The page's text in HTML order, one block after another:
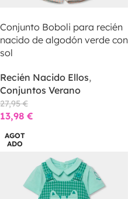
Conjunto Boboli para recién
nacido de algodón verde con
sol
Recién Nacido Ellos,
Conjuntos Verano
27,95€
13,98 €
AGOT
ADO